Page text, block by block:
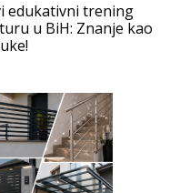
edukativni trening
u BiH: Znanje kao